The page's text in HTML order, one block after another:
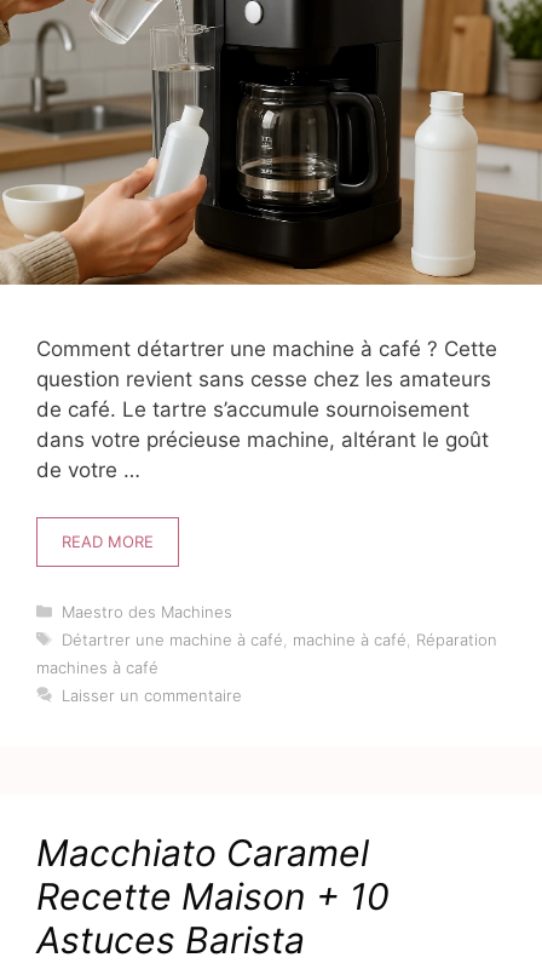
Comment détartrer une machine à café ? Cette
question revient sans cesse chez les amateurs
de café. Le tartre s’accumule sournoisement
dans votre précieuse machine, altérant le goût
de votre …
READ MORE
Catégories
Maestro des Machines
Étiquettes
Détartrer une machine à café machine à café
Réparation
machines à café
Laisser un commentaire
Macchiato Caramel
Recette Maison + 10
Astuces Barista